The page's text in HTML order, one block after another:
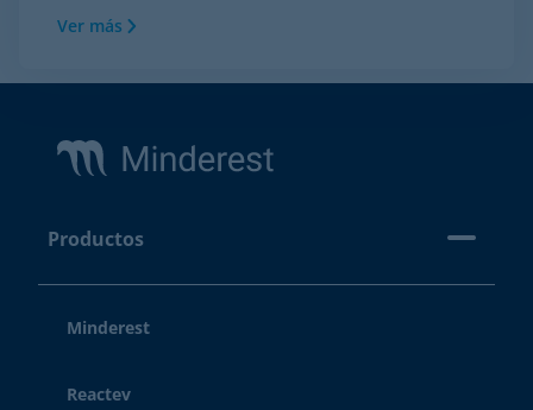
Ver más
Productos
Minderest
Reactev